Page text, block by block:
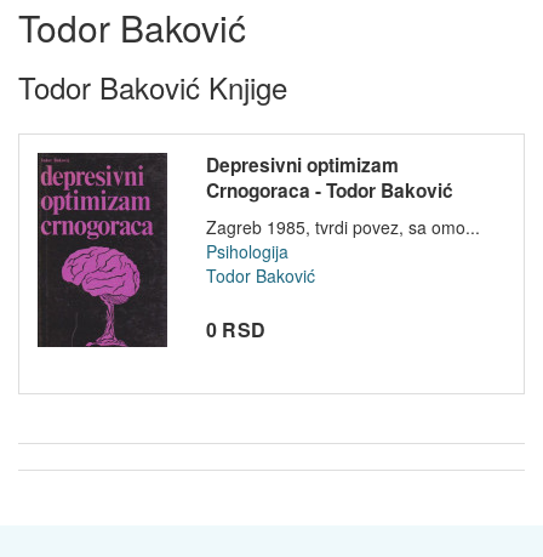
Todor Baković
Todor Baković Knjige
Depresivni optimizam
Crnogoraca - Todor Baković
Zagreb 1985, tvrdi povez, sa omo...
Psihologija
Todor Baković
0 RSD